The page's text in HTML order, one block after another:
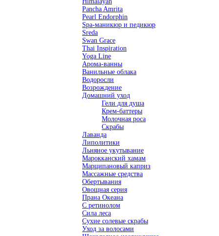
Pancha Amrita
Pearl Endorphin
Spa-маникюр и педикюр
Sreda
Swan Grace
Thai Inspiration
Yoga Line
Арома-ванны
Ванильные облака
Водоросли
Возрождение
Домашний уход
Гели для душа
Крем-баттеры
Молочная роса
Скрабы
Лаванда
Липолитики
Льняное укутывание
Марокканский хамам
Марципановый каприз
Массажные средства
Обертывания
Овощная серия
Прана Океана
С ретинолом
Сила леса
Сухие солевые скрабы
Уход за волосами